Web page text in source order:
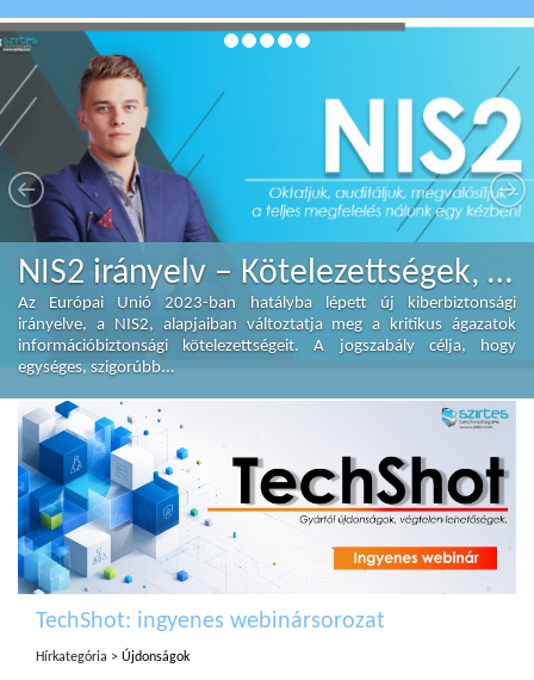
NIS2 irányelv – Kötelezettségek, határidők és felkészülés a Szirtes Technologies Kft. támogatásával
Az Európai Unió 2023-ban hatályba lépett új kiberbiztonsági
irányelve, a NIS2, alapjaiban változtatja meg a kritikus ágazatok
információbiztonsági kötelezettségeit. A jogszabály célja, hogy
egységes, szigorúbb...
TechShot: ingyenes webinársorozat
Hírkategória > Újdonságok